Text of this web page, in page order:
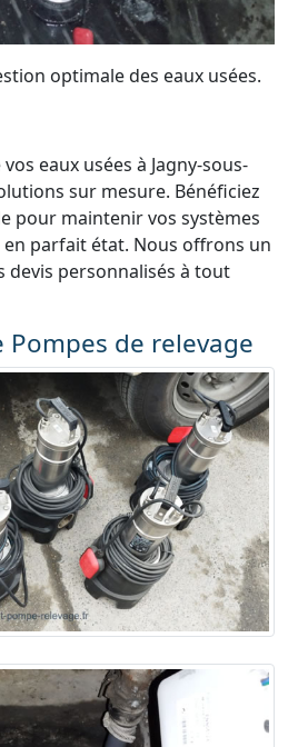
optimale des eaux usées.
eaux usées à Jagny-sous-
sur mesure. Bénéficiez
pour maintenir vos systèmes
parfait état. Nous offrons un
devis personnalisés à tout
Pompes de relevage